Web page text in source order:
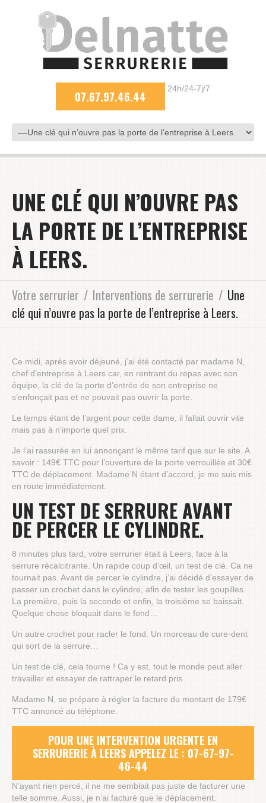
07.67.97.46.44
24h/24-7j/7
UNE CLÉ QUI N’OUVRE PAS
LA PORTE DE L’ENTREPRISE
À LEERS.
Votre serrurier Interventions de serrurerie
Une
clé qui n’ouvre pas la porte de l’entreprise à Leers.
Ce midi, après avoir déjeuné, j’ai été contacté par madame N,
chef d’entreprise à Leers car, en rentrant du repas avec son
équipe, la clé de la porte d’entrée de son entreprise ne
s’enfonçait pas et ne pouvait pas ouvrir la porte.
Le temps étant de l’argent pour cette dame, il fallait ouvrir vite
mais pas à n’importe quel prix.
Je l’ai rassurée en lui annonçant le même tarif que sur le site. A
savoir : 149€ TTC pour l’ouverture de la porte verrouillée et 30€
TTC de déplacement. Madame N étant d’accord, je me suis mis
en route immédiatement.
UN TEST DE SERRURE AVANT
DE PERCER LE CYLINDRE.
8 minutes plus tard, votre serrurier était à Leers, face à la
serrure récalcitrante. Un rapide coup d’œil, un test de clé. Ca ne
tournait pas. Avant de percer le cylindre, j’ai décidé d’essayer de
passer un crochet dans le cylindre, afin de tester les goupilles.
La première, puis la seconde et enfin, la troisième se baissait.
Quelque chose bloquait dans le fond…
Un autre crochet pour racler le fond. Un morceau de cure-dent
qui sort de la serrure…
Un test de clé, cela tourne ! Ca y est, tout le monde peut aller
travailler et essayer de rattraper le retard pris.
Madame N, se prépare à régler la facture du montant de 179€
TTC annoncé au téléphone.
POUR UNE INTERVENTION URGENTE EN
SERRURERIE À LEERS APPELEZ LE : 07-67-97-
46-44
N’ayant rien percé, il ne me semblait pas juste de facturer une
telle somme. Aussi, je n’ai facturé que le déplacement.